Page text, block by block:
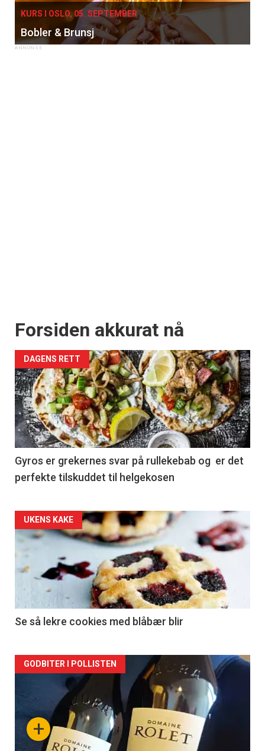
KURS I OSLO, 05. SEPTEMBER
Bobler & Brunsj
Forsiden akkurat nå
DAGENS RETT
Gyros er grekernes svar på rullekebab og er det
perfekte tilskuddet til helgekosen
Forsiden
akkurat
nå
2
UKENS KAKE
Se så lekre cookies med blåbær blir
Forsiden
akkurat
nå+
GODBITER I POLLISTEN